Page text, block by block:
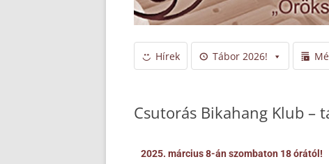
Hírek Tábor 2026!
Csutorás Bikahang Klub –
2025. március 8-án szombaton 18 órától!